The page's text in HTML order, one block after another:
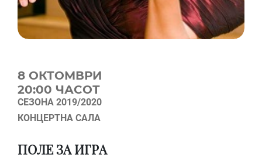
8 OКТОМВРИ
20:00 ЧАСОТ
СЕЗОНА 2019/2020
КОНЦЕРТНА САЛА
ПОЛЕ ЗА ИГРА